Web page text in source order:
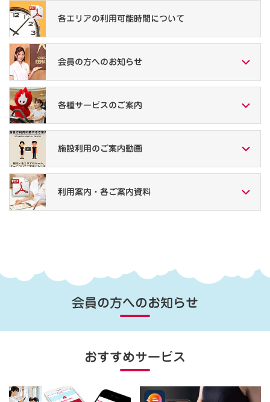
各エリアの利用可能時間について
会員の方へのお知らせ
各種サービスの ご案内
施設利用の ご案内動画
利用案内・ 各ご案内資料
会員の方へのお知らせ
おすすめサービス